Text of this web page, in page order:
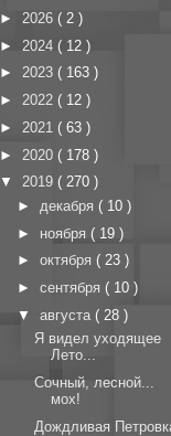
► 2026 ( 2 )
► 2024 ( 12 )
► 2023 ( 163 )
► 2022 ( 12 )
► 2021 ( 63 )
► 2020 ( 178 )
▼ 2019 ( 270 )
► декабря ( 10 )
► ноября ( 19 )
► октября ( 23 )
► сентября ( 10 )
▼ августа ( 28 )
Я видел уходящее
Лето...
Сочный, лесной...
мох!
Дождливая